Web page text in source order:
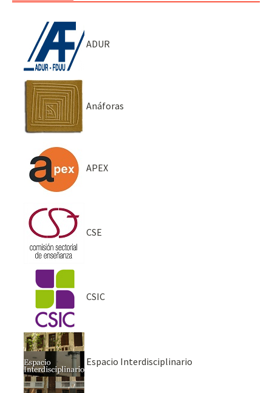
ADUR
Anáforas
APEX
CSE
CSIC
Espacio Interdisciplinario